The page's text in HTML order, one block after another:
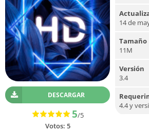
DESCARGAR
5/5
Votos: 5
14 de
Tamaño
11M
Versión
3.4
4.4 y